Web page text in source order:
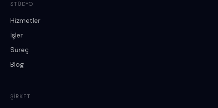
STÜDYO
Hizmetler
İşler
Süreç
Blog
ŞIRKET